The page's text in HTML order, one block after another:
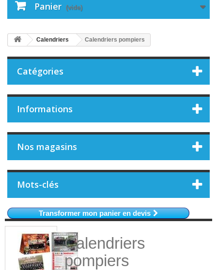
Panier (vide)
Calendriers Calendriers pompiers
Catégories
Informations
Nos magasins
Mots-clés
Transformer mon panier en devis
Calendriers
pompiers